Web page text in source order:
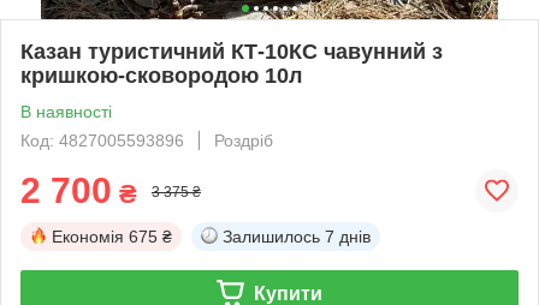
Казан туристичний КТ-10КС чавунний з
кришкою-сковородою 10л
В наявності
Код: 4827005593896
Роздріб
2 700 ₴ 3 375 ₴
Економія 675 ₴ Залишилось 7 днів
Купити